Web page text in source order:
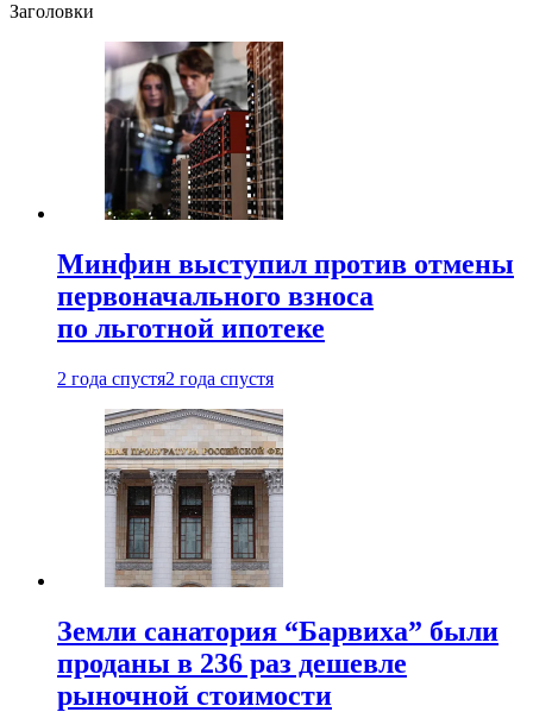
Заголовки
Минфин выступил против отмены
первоначального взноса
по льготной ипотеке
2 года спустя2 года спустя
Земли санатория “Барвиха” были
проданы в 236 раз дешевле
рыночной стоимости